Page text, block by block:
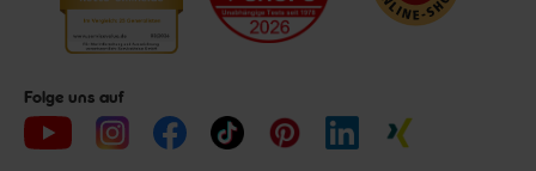
Folge uns auf